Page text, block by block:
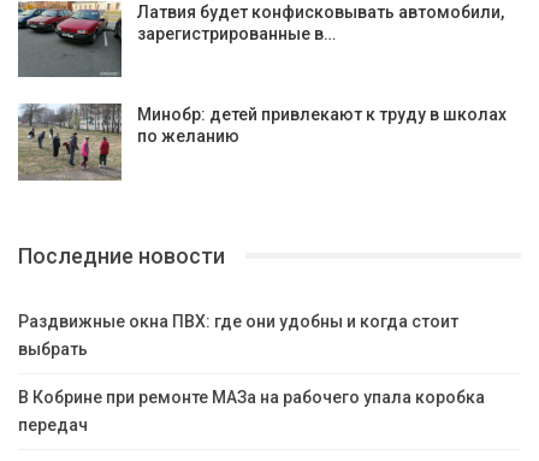
Латвия будет конфисковывать автомобили,
зарегистрированные в…
Минобр: детей привлекают к труду в школах
по желанию
Последние новости
Раздвижные окна ПВХ: где они удобны и когда стоит
выбрать
В Кобрине при ремонте МАЗа на рабочего упала коробка
передач